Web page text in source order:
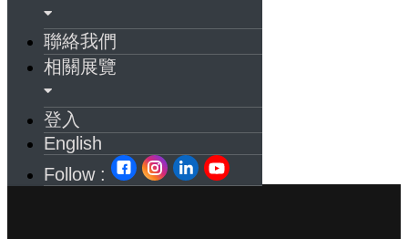
聯絡我們
相關展覽
登入
English
Follow :